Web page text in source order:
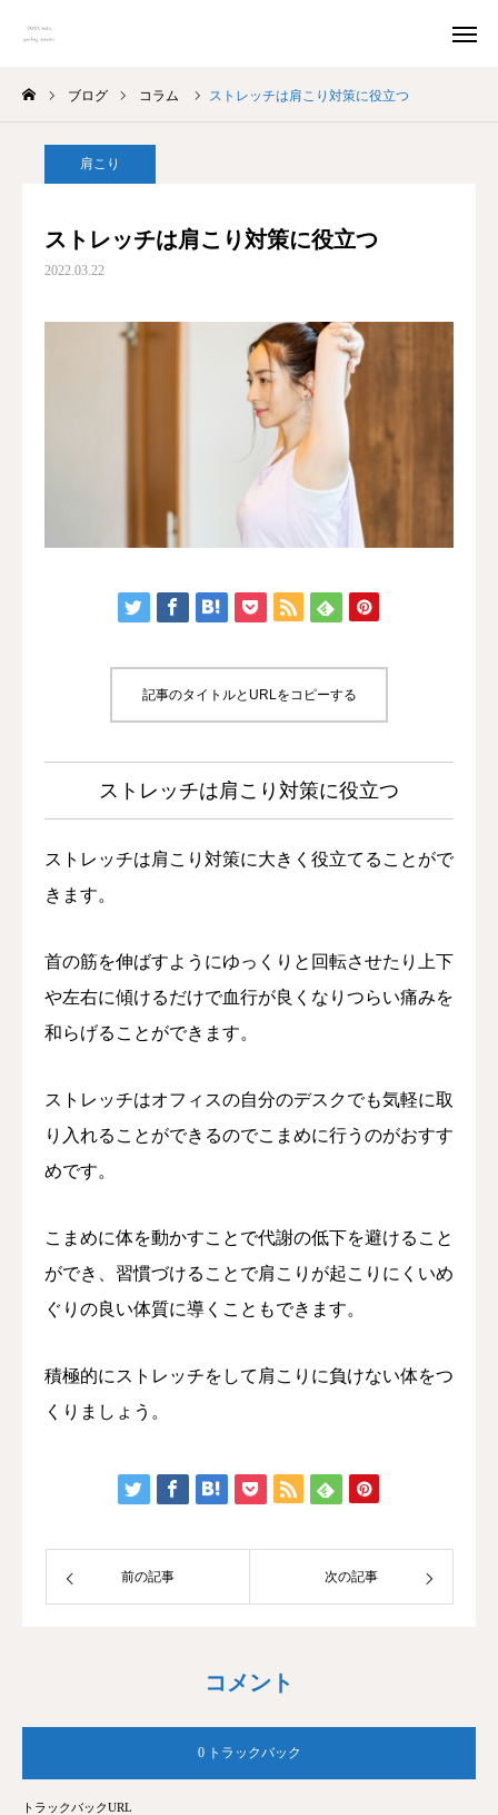
ブログ コラム ストレッチは肩こり対策に役立つ
肩こり
ストレッチは肩こり対策に役立つ
2022.03.22
記事のタイトルとURLをコピーする
ストレッチは肩こり対策に役立つ
ストレッチは肩こり対策に大きく役立てることがで
きます。
首の筋を伸ばすようにゆっくりと回転させたり上下
や左右に傾けるだけで血行が良くなりつらい痛みを
和らげることができます。
ストレッチはオフィスの自分のデスクでも気軽に取
り入れることができるのでこまめに行うのがおすす
めです。
こまめに体を動かすことで代謝の低下を避けること
ができ、習慣づけることで肩こりが起こりにくいめ
ぐりの良い体質に導くこともできます。
積極的にストレッチをして肩こりに負けない体をつ
くりましょう。
前の記事 次の記事
コメント
0 トラックバック
トラックバックURL
予約
予約・アクセス